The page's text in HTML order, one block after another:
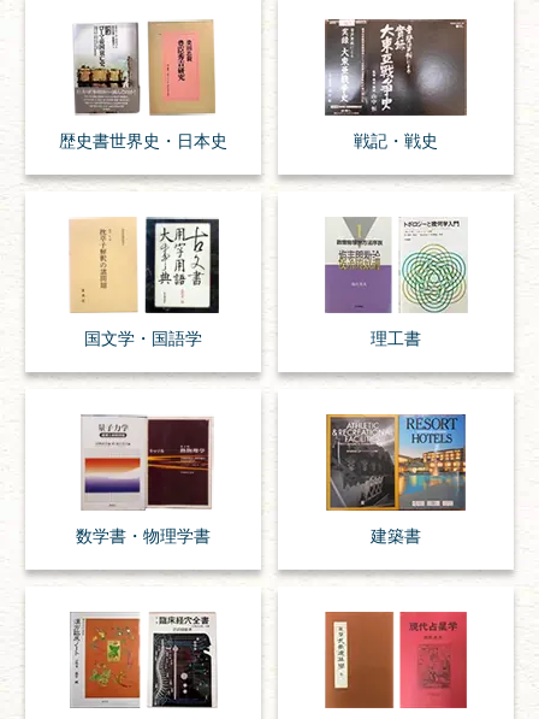
歴史書世界史・ 日本史 戦記・戦史
国文学・ 国語学 理工書
数学書・ 物理学書 建築書